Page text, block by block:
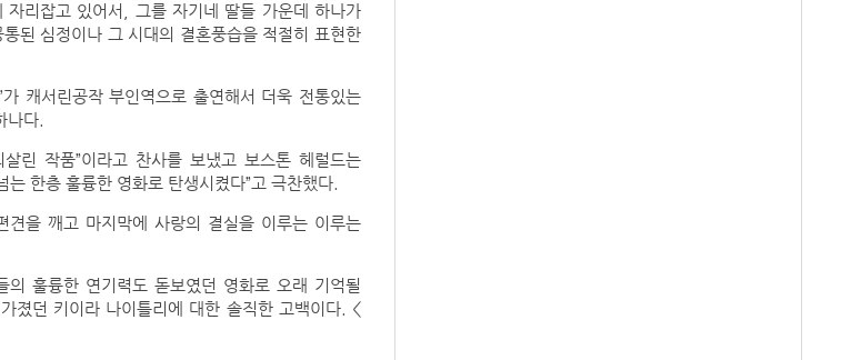
리잡고 있어서, 그를 자기네 딸들 가운데 하나가
된 심정이나 그 시대의 결혼풍습을 적절히 표현한
캐서린공작 부인역으로 출연해서 더욱 전통있는
나다.
린 작품”이라고 찬사를 보냈고 보스톤 헤럴드는
한층 훌륭한 영화로 탄생시켰다”고 극찬했다.
견을 깨고 마지막에 사랑의 결실을 이루는 이루는
훌륭한 연기력도 돋보였던 영화로 오래 기억될
졌던 키이라 나이틀리에 대한 솔직한 고백이다. <